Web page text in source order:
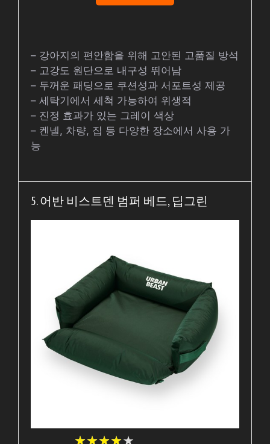
– 강아지의 편안함을 위해 고안된 고품질 방석
– 고강도 원단으로 내구성 뛰어남
– 두꺼운 패딩으로 쿠션성과 서포트성 제공
– 세탁기에서 세척 가능하여 위생적
– 진정 효과가 있는 그레이 색상
– 켄넬, 차량, 집 등 다양한 장소에서 사용 가
능
5. 어반 비스트덴 범퍼 베드, 딥그린
★★★★★
★★★★★